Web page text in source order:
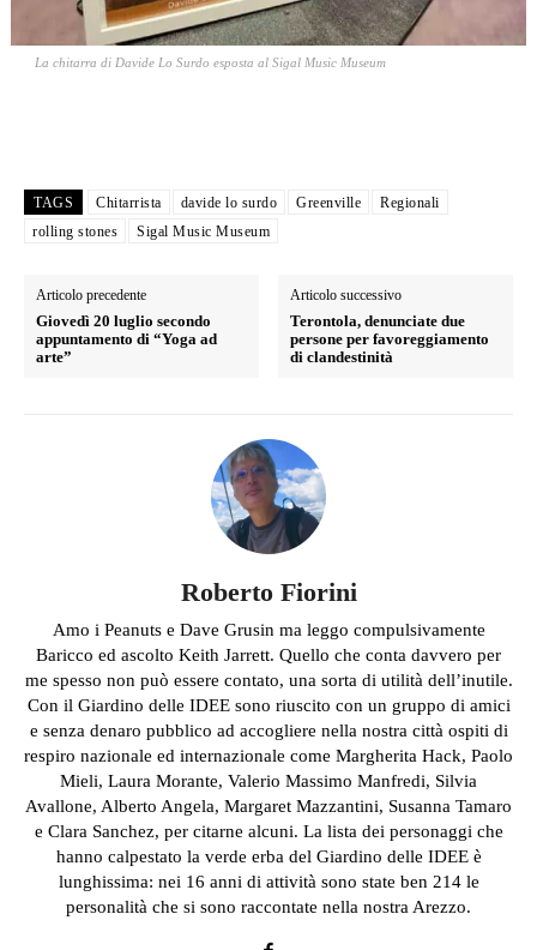
La chitarra di Davide Lo Surdo esposta al Sigal Music Museum
TAGS Chitarrista davide lo surdo Greenville
Regionali
rolling stones
Sigal Music Museum
Articolo precedente
Giovedì 20 luglio secondo
appuntamento di “Yoga ad
arte”
Articolo successivo
Terontola, denunciate due
persone per favoreggiamento
di clandestinità
Roberto Fiorini
Amo i Peanuts e Dave Grusin ma leggo compulsivamente
Baricco ed ascolto Keith Jarrett. Quello che conta davvero per
me spesso non può essere contato, una sorta di utilità dell’inutile.
Con il Giardino delle IDEE sono riuscito con un gruppo di amici
e senza denaro pubblico ad accogliere nella nostra città ospiti di
respiro nazionale ed internazionale come Margherita Hack, Paolo
Mieli, Laura Morante, Valerio Massimo Manfredi, Silvia
Avallone, Alberto Angela, Margaret Mazzantini, Susanna Tamaro
e Clara Sanchez, per citarne alcuni. La lista dei personaggi che
hanno calpestato la verde erba del Giardino delle IDEE è
lunghissima: nei 16 anni di attività sono state ben 214 le
personalità che si sono raccontate nella nostra Arezzo.